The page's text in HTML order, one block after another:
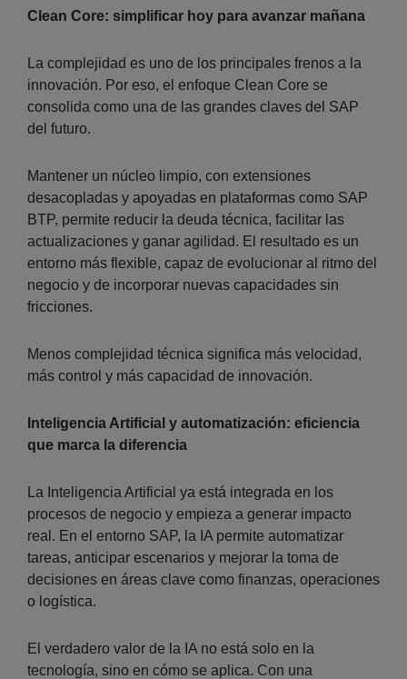
Clean Core: simplificar hoy para avanzar mañana
La complejidad es uno de los principales frenos a la
innovación. Por eso, el enfoque Clean Core se
consolida como una de las grandes claves del SAP
del futuro.
Mantener un núcleo limpio, con extensiones
desacopladas y apoyadas en plataformas como SAP
BTP, permite reducir la deuda técnica, facilitar las
actualizaciones y ganar agilidad. El resultado es un
entorno más flexible, capaz de evolucionar al ritmo del
negocio y de incorporar nuevas capacidades sin
fricciones.
Menos complejidad técnica significa más velocidad,
más control y más capacidad de innovación.
Inteligencia Artificial y automatización: eficiencia
que marca la diferencia
La Inteligencia Artificial ya está integrada en los
procesos de negocio y empieza a generar impacto
real. En el entorno SAP, la IA permite automatizar
tareas, anticipar escenarios y mejorar la toma de
decisiones en áreas clave como finanzas, operaciones
o logística.
El verdadero valor de la IA no está solo en la
tecnología, sino en cómo se aplica. Con una